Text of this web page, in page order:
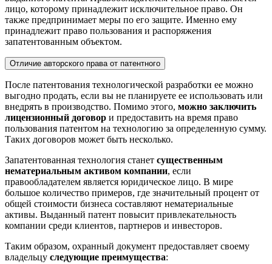
лицо, которому принадлежит исключительное право. Он
также предпринимает меры по его защите. Именно ему
принадлежит право пользования и распоряжения
запатентованным объектом.
Отличие авторского права от патентного
После патентования технологической разработки ее можно
выгодно продать, если вы не планируете ее использовать или
внедрять в производство. Помимо этого, можно заключить
лицензионный договор и предоставить на время право
пользования патентом на технологию за определенную сумму.
Таких договоров может быть несколько.
Запатентованная технология станет существенным
нематериальным активом компании, если
правообладателем является юридическое лицо. В мире
большое количество примеров, где значительный процент от
общей стоимости бизнеса составляют нематериальные
активы. Выданный патент повысит привлекательность
компании среди клиентов, партнеров и инвесторов.
Таким образом, охранный документ предоставляет своему
владельцу следующие преимущества: